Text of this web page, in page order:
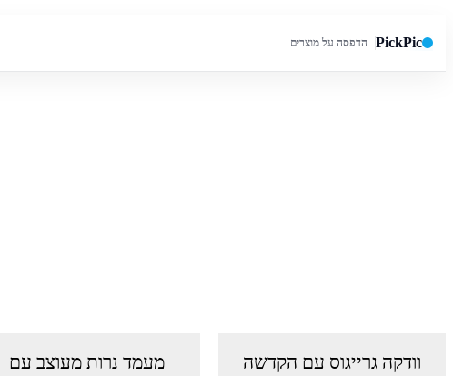
PickPic הדפסה על מוצרים
וודקה גרייגוס עם הקדשה
מעמד נרות מעוצב עם